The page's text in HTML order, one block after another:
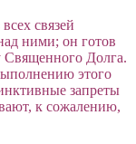
связей
ними; он готов
Священного Долга.
этого
запреты
к сожалению,